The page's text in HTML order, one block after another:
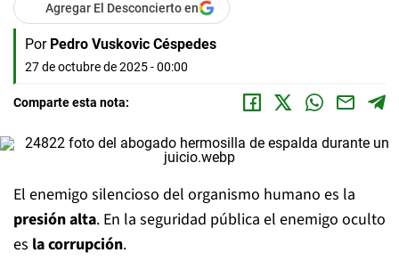
Agregar El Desconcierto en
Por Pedro Vuskovic Céspedes
27 de octubre de 2025 - 00:00
Comparte esta nota:
El enemigo silencioso del organismo humano es la
presión alta. En la seguridad pública el enemigo oculto
es la corrupción.